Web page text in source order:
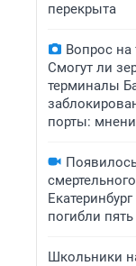
перекрыта
Вопрос на
Смогут ли
терминалы
порты:
погибли
Школьники